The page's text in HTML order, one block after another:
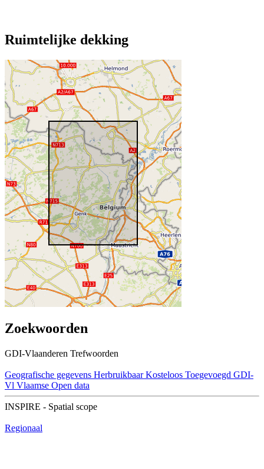
Ruimtelijke dekking
Zoekwoorden
GDI-Vlaanderen Trefwoorden
Geografische gegevens Herbruikbaar Kosteloos Toegevoegd GDI-
Vl Vlaamse Open data
INSPIRE - Spatial scope
Regionaal